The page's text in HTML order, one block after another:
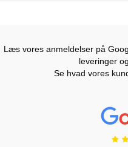
Læs vores anmeldelser på
leveringer
Se hvad vores